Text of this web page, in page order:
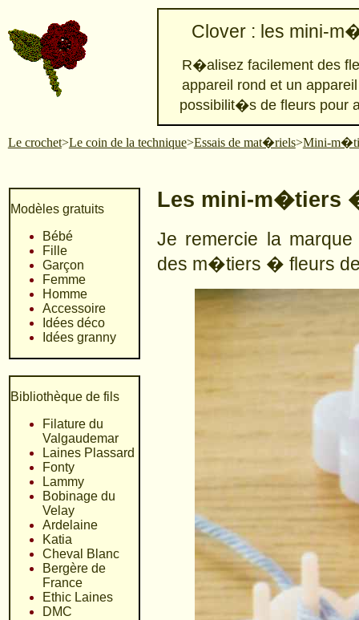
Clover : les mini-
R�alisez facilement des
appareil rond et un
possibilit�s de fleurs pour
Le crochet>Le coin de la technique>Essais de mat�riels>Mini-
Modèles gratuits
Bébé
Fille
Garçon
Femme
Homme
Accessoire
Idées déco
Idées granny
Bibliothèque de fils
Filature du
Valgaudemar
Laines Plassard
Fonty
Lammy
Bobinage du
Velay
Ardelaine
Katia
Cheval Blanc
Bergère de
France
Ethic Laines
DMC
Les mini-m�tiers
Je remercie la
des m�tiers � fleurs